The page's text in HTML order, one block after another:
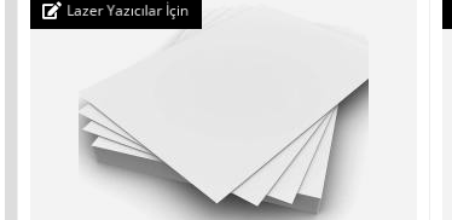
Lazer Yazıcılar İçin